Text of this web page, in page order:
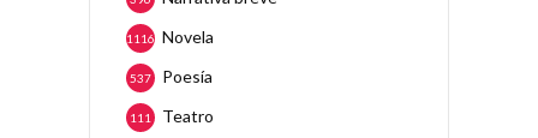
Novela
1116
Poesía
537
Teatro
111